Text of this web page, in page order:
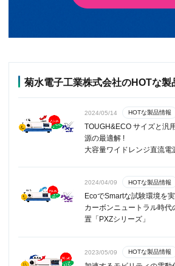
菊水電子工業株式会社のHOTな製
2024/05/14 HOTな製品情報
TOUGH&ECO サイズと汎
源の最適解 !
大容量ワイドレンジ直流
2024/04/09 HOTな製品情報
EcoでSmartな試験環境を
カーボンニュートラル時
置「PXZシリーズ」
2023/05/09 HOTな製品情報